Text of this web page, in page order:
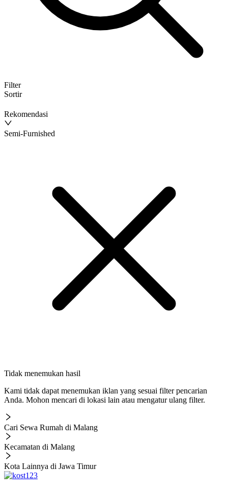
Filter
Sortir
Rekomendasi
Semi-Furnished
Tidak menemukan hasil
Kami tidak dapat menemukan iklan yang sesuai filter pencarian
Anda. Mohon mencari di lokasi lain atau mengatur ulang filter.
Cari Sewa Rumah di Malang
Kecamatan di Malang
Kota Lainnya di Jawa Timur